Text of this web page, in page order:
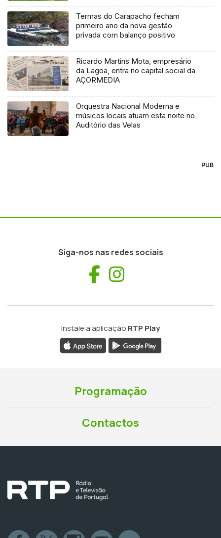
Termas do Carapacho fecham
primeiro ano da nova gestão
privada com balanço positivo
Ricardo Martins Mota, empresário
da Lagoa, entra no capital social da
AÇORMEDIA
Orquestra Nacional Moderna e
músicos locais atuam esta noite no
Auditório das Velas
PUB
Siga-nos nas redes sociais
Facebook
Instale a aplicação RTP Play
Programação
Contactos